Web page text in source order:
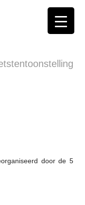
door de 5